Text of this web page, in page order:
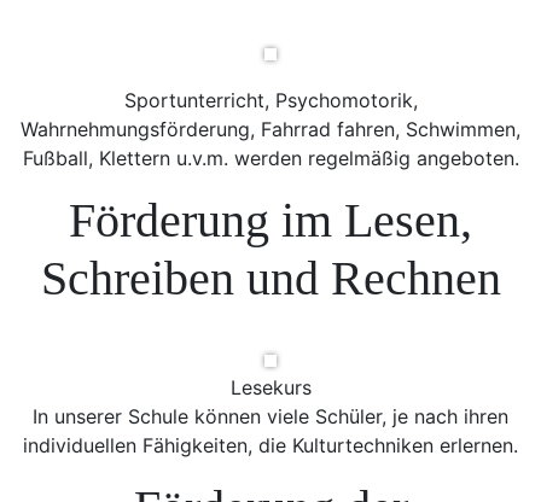
Sportunterricht, Psychomotorik,
Wahrnehmungsförderung, Fahrrad fahren, Schwimmen,
Fußball, Klettern u.v.m. werden regelmäßig angeboten.
Förderung im Lesen,
Schreiben und Rechnen
Lesekurs
In unserer Schule können viele Schüler, je nach ihren
individuellen Fähigkeiten, die Kulturtechniken erlernen.